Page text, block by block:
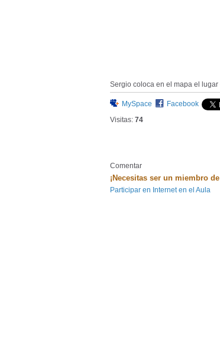
Sergio coloca en el mapa el
MySpace
Facebook
Visitas: 74
Comentar
¡Necesitas ser un miembro
Participar en Internet en el Aula